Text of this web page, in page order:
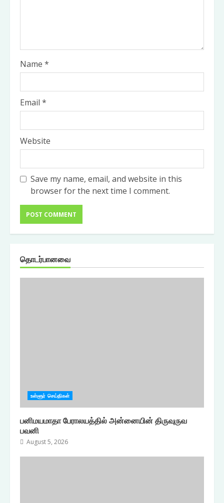
Name *
Email *
Website
Save my name, email, and website in this
browser for the next time I comment.
தொடர்பானவை
உள்ளூர் செய்திகள்
பனிமயமாதா பேராலயத்தில் அன்னையின் திருவுருவ
பவனி
August 5, 2026